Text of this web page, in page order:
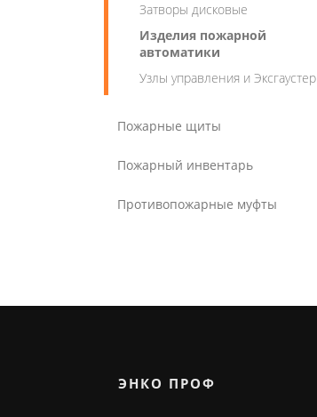
Затворы дисковые
Изделия пожарной
автоматики
Узлы управления и Эксгаустер
Пожарные щиты
Пожарный инвентарь
Противопожарные муфты
ЭНКО ПРОФ